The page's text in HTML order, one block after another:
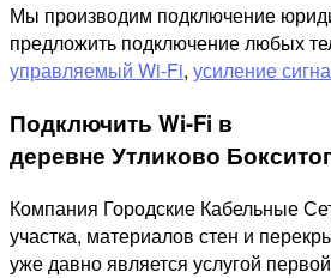
Мы производим подключение
предложить подключение любых
управляемый Wi-Fi, усиление
Подключить Wi-Fi в
деревне Утликово
Компания Городские Кабельные
участка, материалов стен и
уже давно является услугой